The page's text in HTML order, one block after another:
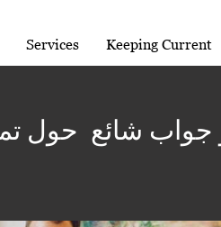
Services Keeping Current